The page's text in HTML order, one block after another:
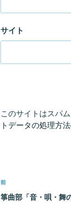
サイト
このサイトはスパ
トデータの処理方
投
稿
前
の
前
箏曲部「音・唄・舞